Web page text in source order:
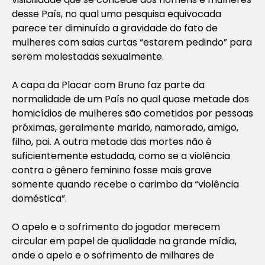
desse País, no qual uma pesquisa equivocada
parece ter diminuído a gravidade do fato de
mulheres com saias curtas “estarem pedindo” para
serem molestadas sexualmente.
A capa da Placar com Bruno faz parte da
normalidade de um País no qual quase metade dos
homicídios de mulheres são cometidos por pessoas
próximas, geralmente marido, namorado, amigo,
filho, pai. A outra metade das mortes não é
suficientemente estudada, como se a violência
contra o gênero feminino fosse mais grave
somente quando recebe o carimbo da “violência
doméstica”.
O apelo e o sofrimento do jogador merecem
circular em papel de qualidade na grande mídia,
onde o apelo e o sofrimento de milhares de